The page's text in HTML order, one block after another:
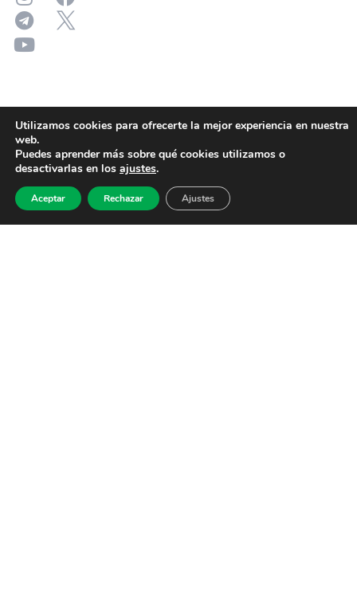
Utilizamos cookies para ofrecerte la mejor experiencia en nuestra
web.
Puedes aprender más sobre qué cookies utilizamos o
desactivarlas en los ajustes.
Aceptar Rechazar Ajustes